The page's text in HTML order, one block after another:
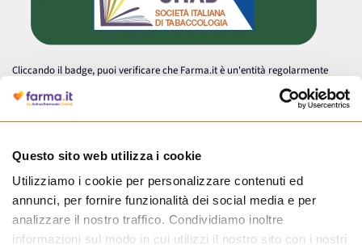
Questo sito web utilizza i cookie
Utilizziamo i cookie per personalizzare contenuti ed
annunci, per fornire funzionalità dei social media e per
analizzare il nostro traffico. Condividiamo inoltre
informazioni sul modo in cui utilizzi il nostro sito con i nostri
Cliccando il badge, puoi verificare che Farma.it è un'entità regolarmente
autorizzata dal Ministero della Salute a effettuare la vendita online di
medicinali.